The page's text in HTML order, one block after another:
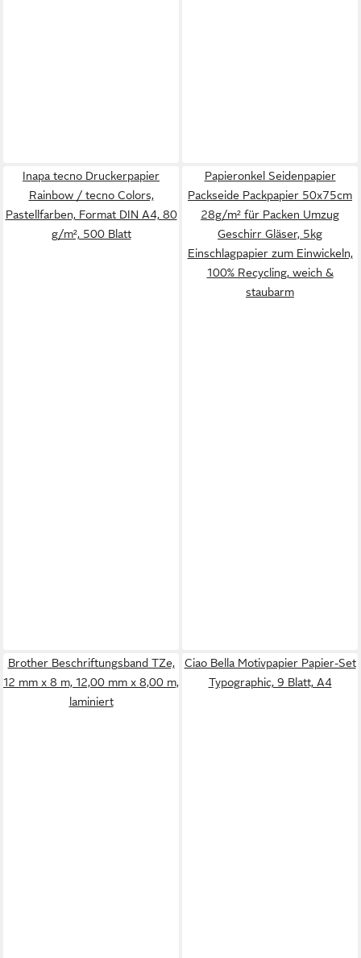
Inapa tecno Druckerpapier
Rainbow / tecno Colors,
Pastellfarben, Format DIN A4, 80
g/m², 500 Blatt
Papieronkel Seidenpapier
Packseide Packpapier 50x75cm
28g/m² für Packen Umzug
Geschirr Gläser, 5kg
Einschlagpapier zum Einwickeln,
100% Recycling, weich &
staubarm
Brother Beschriftungsband TZe,
12 mm x 8 m, 12,00 mm x 8,00 m,
laminiert
Ciao Bella Motivpapier Papier-Set
Typographic, 9 Blatt, A4